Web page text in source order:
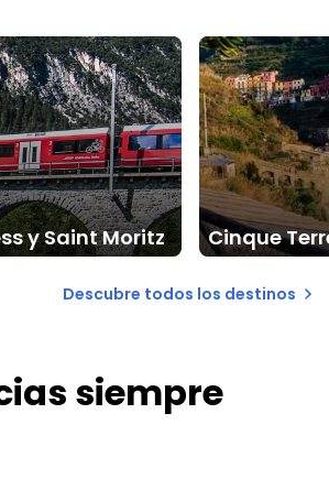
y Saint Moritz Cinque
Descubre todos los destinos
siempre